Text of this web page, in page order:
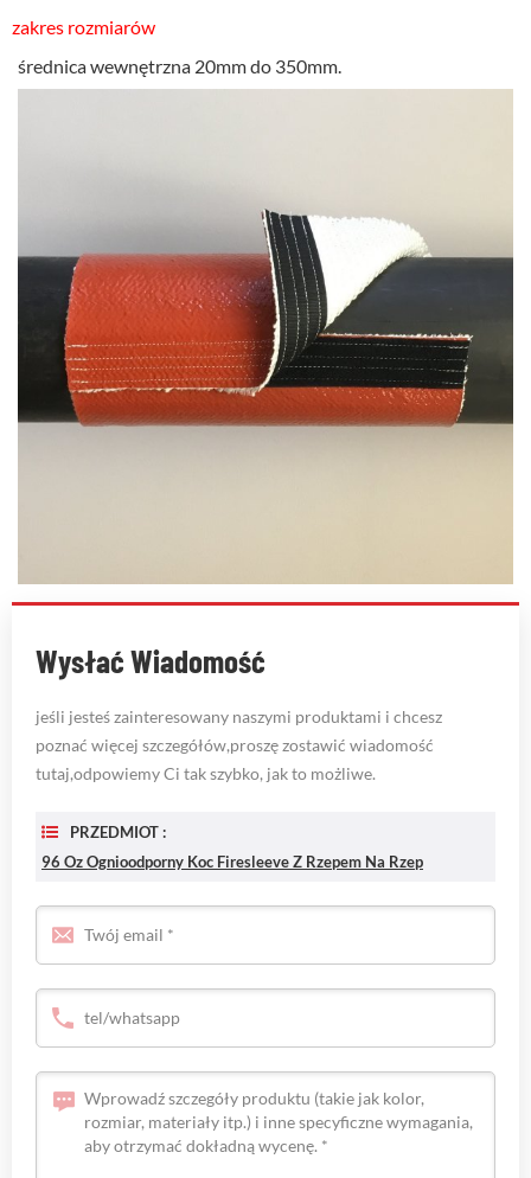
zakres rozmiarów
średnica wewnętrzna 20mm do 350mm.
Wysłać Wiadomość
jeśli jesteś zainteresowany naszymi produktami i chcesz
poznać więcej szczegółów,proszę zostawić wiadomość
tutaj,odpowiemy Ci tak szybko, jak to możliwe.
PRZEDMIOT :
96 Oz Ognioodporny Koc Firesleeve Z Rzepem Na Rzep